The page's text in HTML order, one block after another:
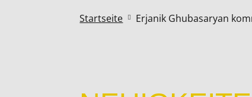
Startseite  Erjanik Ghubasaryan